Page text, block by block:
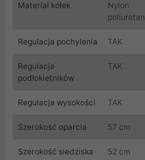
Materiał kółek
Nylon
poliuretan
Regulacja pochylenia TAK
Regulacja
podłokietników
TAK
Regulacja wysokości TAK
Szerokość oparcia 57 cm
Szerokość siedziska 52 cm